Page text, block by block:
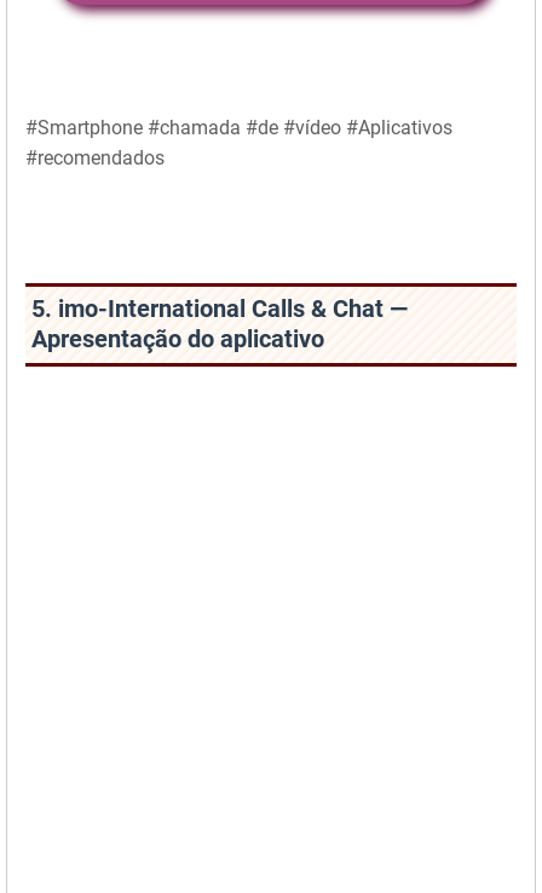
#Smartphone #chamada #de #vídeo #Aplicativos
#recomendados
5. imo-International Calls & Chat —
Apresentação do aplicativo